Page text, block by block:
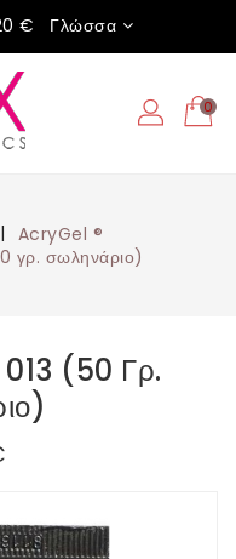
€ Γλώσσα
0
AcryGel ®
γρ. σωληνάριο)
(50 Γρ.